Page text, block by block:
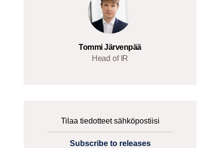
Tommi Järvenpää
Head of IR
Tilaa tiedotteet sähköpostiisi
Subscribe to releases